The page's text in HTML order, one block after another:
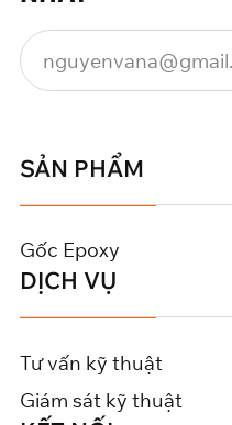
SẢN PHẨM
Gốc Epoxy
DỊCH VỤ
Tư vấn kỹ thuật
Giám sát kỹ thuật